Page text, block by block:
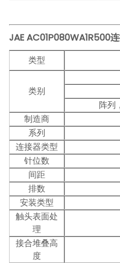
JAEAC01P080WA1R500
类型
类别
阵列
制造商
系列
连接器类型
针位数
间距
排数
安装类型
触头表面处
理
接合堆叠高
度